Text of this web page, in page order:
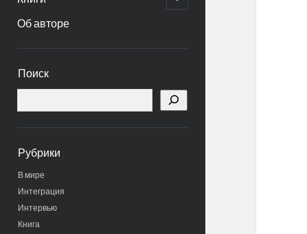
дочернее
Об авторе
панель
Поиск
Рубрики
В мире
Интеграция
Интервью
Книга